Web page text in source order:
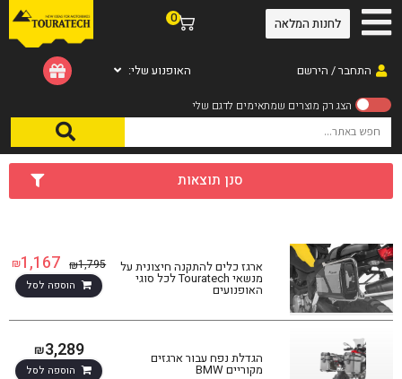
התחבר / הירשם
0
האופנוע שלי:
לחנות המלאה
סנן תוצאות
ארגז כלים להתקנה חיצונית על
מנשאי Touratech לכל סוגי
האופנועים
₪1,795
₪1,167
הוספה לסל
הגדלת נפח עבור ארגזים
מקוריים BMW
₪3,289
הוספה לסל